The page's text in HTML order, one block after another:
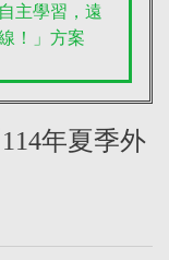
主學習，遠
！」方案
年夏季外